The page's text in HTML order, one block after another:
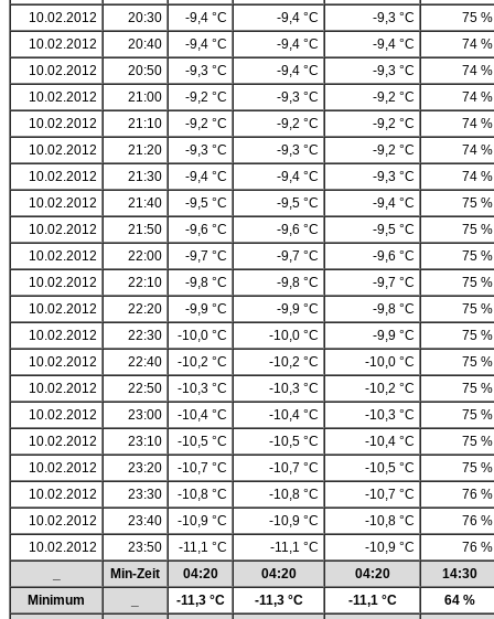
10.02.2012
20:30 -9,4 °C -9,4 °C -9,3 °C
75 %
10.02.2012
20:40 -9,4 °C -9,4 °C -9,4 °C
74 %
10.02.2012
20:50 -9,3 °C -9,4 °C -9,3 °C
74 %
10.02.2012
21:00 -9,2 °C -9,3 °C -9,2 °C
74 %
10.02.2012
21:10 -9,2 °C -9,2 °C -9,2 °C
74 %
10.02.2012
21:20 -9,3 °C -9,3 °C -9,2 °C
74 %
10.02.2012
21:30 -9,4 °C -9,4 °C -9,3 °C
74 %
10.02.2012
21:40 -9,5 °C -9,5 °C -9,4 °C
75 %
10.02.2012
21:50 -9,6 °C -9,6 °C -9,5 °C
75 %
10.02.2012
22:00 -9,7 °C -9,7 °C -9,6 °C
75 %
10.02.2012
22:10 -9,8 °C -9,8 °C -9,7 °C
75 %
10.02.2012
22:20 -9,9 °C -9,9 °C -9,8 °C
75 %
10.02.2012
22:30 -10,0 °C -10,0 °C -9,9 °C
75 %
10.02.2012
22:40 -10,2 °C -10,2 °C -10,0 °C
75 %
10.02.2012
22:50 -10,3 °C -10,3 °C -10,2 °C
75 %
10.02.2012
23:00 -10,4 °C -10,4 °C -10,3 °C
75 %
10.02.2012
23:10 -10,5 °C -10,5 °C -10,4 °C
75 %
10.02.2012
23:20 -10,7 °C -10,7 °C -10,5 °C
75 %
10.02.2012
23:30 -10,8 °C -10,8 °C -10,7 °C
76 %
10.02.2012
23:40 -10,9 °C -10,9 °C -10,8 °C
76 %
10.02.2012
23:50 -11,1 °C -11,1 °C -10,9 °C
76 %
Min-Zeit 04:20 04:20 04:20
14:30
Minimum
-11,3 °C -11,3 °C -11,1 °C 64 %